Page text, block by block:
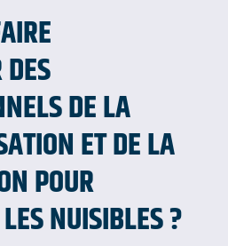
DE LA
ET DE LA
POUR
NUISIBLES ?